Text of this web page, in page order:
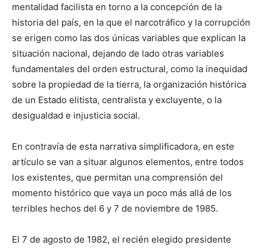
mentalidad facilista en torno a la concepción de la
historia del país, en la que el narcotráfico y la corrupción
se erigen como las dos únicas variables que explican la
situación nacional, dejando de lado otras variables
fundamentales del orden estructural, como la inequidad
sobre la propiedad de la tierra, la organización histórica
de un Estado elitista, centralista y excluyente, o la
desigualdad e injusticia social.
En contravía de esta narrativa simplificadora, en este
artículo se van a situar algunos elementos, entre todos
los existentes, que permitan una comprensión del
momento histórico que vaya un poco más allá de los
terribles hechos del 6 y 7 de noviembre de 1985.
El 7 de agosto de 1982, el recién elegido presidente